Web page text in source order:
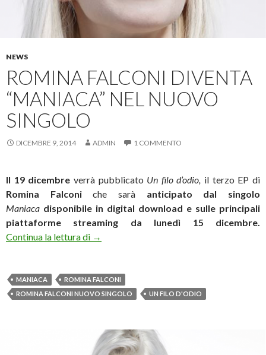
NEWS
ROMINA FALCONI DIVENTA
“MANIACA” NEL NUOVO
SINGOLO
DICEMBRE 9, 2014 ADMIN 1 COMMENTO
Il 19 dicembre verrà pubblicato Un filo d’odio, il terzo EP di
Romina Falconiche sarà anticipato dal singolo
Maniaca disponibile in digital download e sulle principali
piattaforme streaming da lunedì 15 dicembre.
Continua la lettura di
Romina Falconi diventa “Maniaca” nel
→
MANIACA
ROMINA FALCONI
ROMINA FALCONI NUOVO SINGOLO
UN FILO D'ODIO